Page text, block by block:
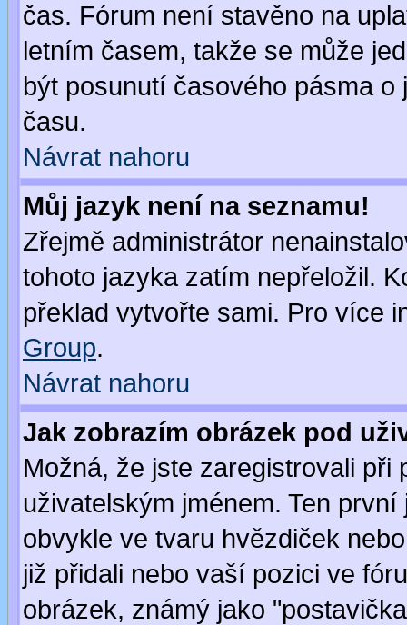
čas. Fórum není stavěno na
letním časem, takže se může
být posunutí časového pásma
času.
Návrat nahoru
Můj jazyk není na seznamu!
Zřejmě administrátor
tohoto jazyka zatím nepřeložil.
překlad vytvořte sami. Pro více
Group.
Návrat nahoru
Jak zobrazím obrázek pod
Možná, že jste zaregistrovali
uživatelským jménem. Ten
obvykle ve tvaru hvězdiček
již přidali nebo vaší pozici ve
obrázek, známý jako